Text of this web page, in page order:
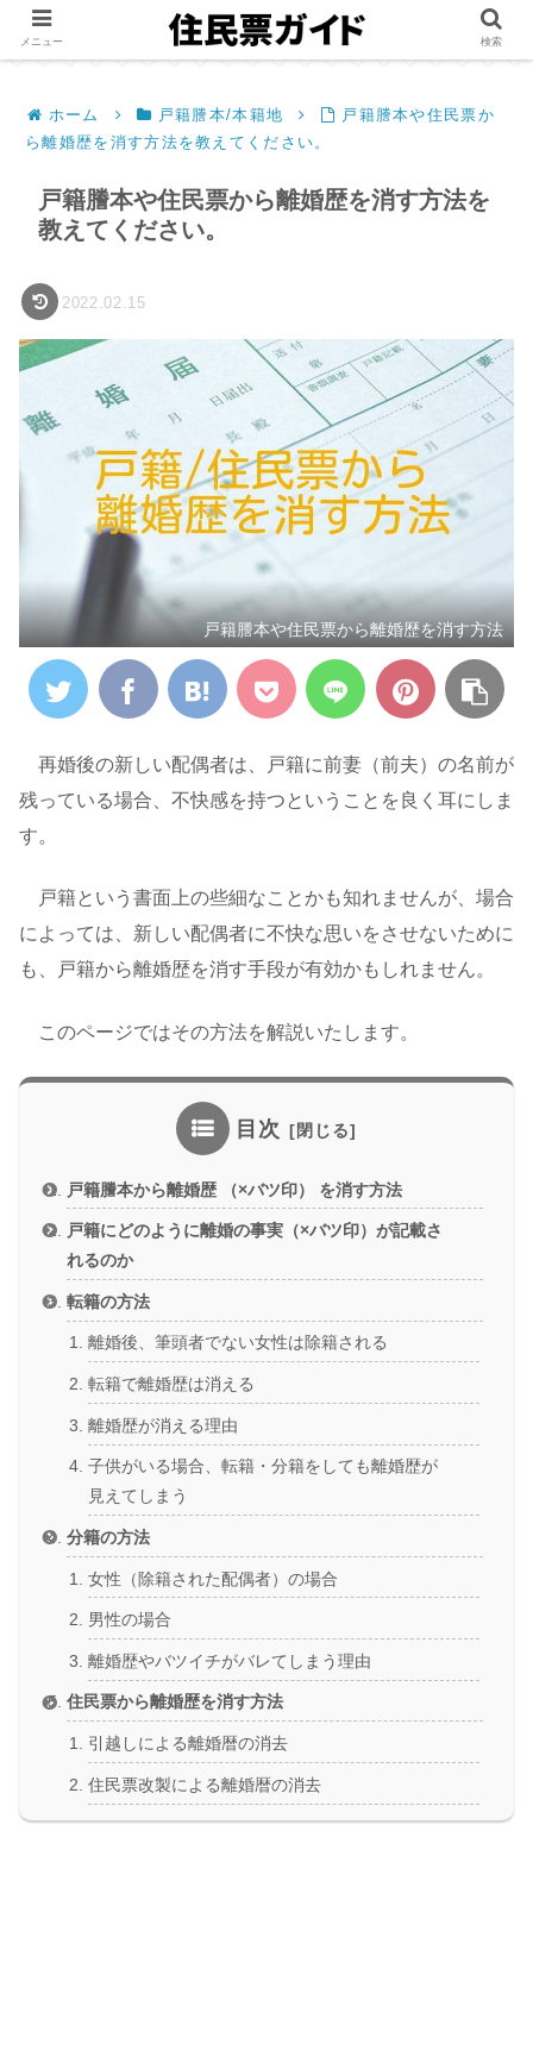
ホーム 戸籍謄本/本籍地
戸籍謄本や住民票か
ら離婚歴を消す方法を教えてください。
戸籍謄本や住民票から離婚歴を消す方法を
教えてください。
2022.02.15
戸籍謄本や住民票から離婚歴を消す方法
再婚後の新しい配偶者は、戸籍に前妻（前夫）の名前が
残っている場合、不快感を持つということを良く耳にしま
す。
戸籍という書面上の些細なことかも知れませんが、場合
によっては、新しい配偶者に不快な思いをさせないために
も、戸籍から離婚歴を消す手段が有効かもしれません。
このページではその方法を解説いたします。
目次
戸籍謄本から離婚歴 （×バツ印） を消す方法
戸籍にどのように離婚の事実（×バツ印）が記載さ
れるのか
転籍の方法
離婚後、筆頭者でない女性は除籍される
転籍で離婚歴は消える
離婚歴が消える理由
子供がいる場合、転籍・分籍をしても離婚歴が
見えてしまう
分籍の方法
女性（除籍された配偶者）の場合
男性の場合
離婚歴やバツイチがバレてしまう理由
住民票から離婚歴を消す方法
引越しによる離婚暦の消去
住民票改製による離婚暦の消去
メニュー 検索